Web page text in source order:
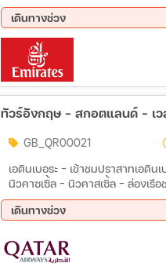
เดินทางช่วง
06 ต.ค. 69 - 14 ต.ค. 69
30 ธ.ค. 69 - 07 ม.ค. 70
ทัวร์อังกฤษ - สกอตแลนด์ - เว
GB_QR00021
เอดินเบอระ - เข้าชมปราสาทเอดิ
นิวคาซเซิ้ล - นิวคาสเซิ้ล - ล่องเรื
เมียร์ - ลิเวอร์พูล - เก็บภาพสนา
ยอร์ค – ชมเมือง ยอร์ค – ชมต้นฉ
บูรี - เข้าชมฟาร์มปลาเทราท์ – ค
เข้าชม STONE HENGE – ชอปปิ้
ทาวเวอร์ออฟลอนดอน - ล่องเรือ
เดินทางช่วง
12 ก.พ. 70 - 20 ก.พ. 70
30 เม.ย 70 - 08 พ.ค. 70